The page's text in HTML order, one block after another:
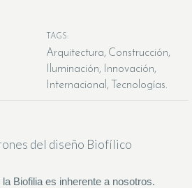
TAGS:
Arquitectura Construcción
Iluminación
Innovación
Internacional
Tecnologías
del diseño Biofílico
Biofilia es inherente a nosotros.